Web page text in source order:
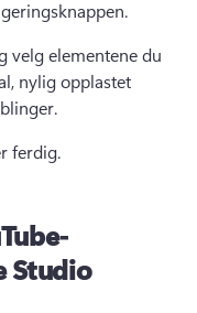
velg elementene du
nylig opplastet
ferdig.
Studio